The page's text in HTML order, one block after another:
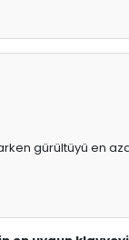
gürültüyü en